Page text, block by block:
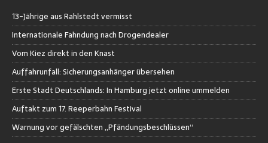
13-Jährige aus Rahlstedt vermisst
Internationale Fahndung nach Drogendealer
Vom Kiez direkt in den Knast
Auffahrunfall: Sicherungsanhänger übersehen
Erste Stadt Deutschlands: In Hamburg jetzt online ummelden
Auftakt zum 17. Reeperbahn Festival
Warnung vor gefälschten „Pfändungsbeschlüssen“